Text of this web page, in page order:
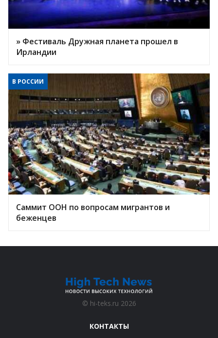
» Фестиваль Дружная планета прошел в
Ирландии
В РОССИИ
Саммит ООН по вопросам мигрантов и
беженцев
© hi-teks.ru 2026
КОНТАКТЫ